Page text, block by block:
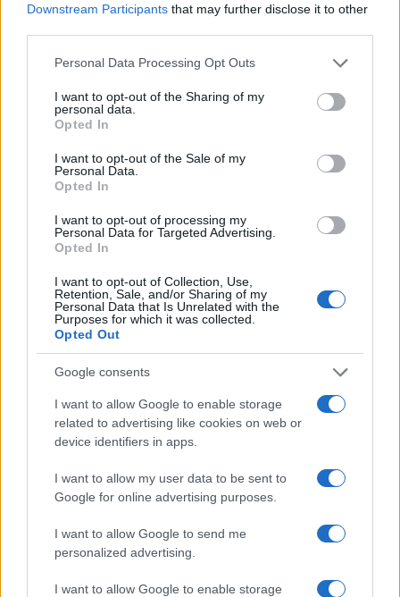
Downstream Participants that may further disclose it to other
Please note that this website/app uses one or more Google
not limited to your visit or usage behaviour. You may click to
grant or deny consent to Google and its third-party tags to
use your data for below specified purposes in below Google
consent section.
Personal Data Processing Opt Outs
I want to opt-out of the Sharing of my
personal data.
Opted In
I want to opt-out of the Sale of my
Personal Data.
Opted In
I want to opt-out of processing my
Personal Data for Targeted Advertising.
Opted In
I want to opt-out of Collection, Use,
Retention, Sale, and/or Sharing of my
Personal Data that Is Unrelated with the
Purposes for which it was collected.
Opted Out
Google consents
I want to allow Google to enable storage
related to advertising like cookies on web or
device identifiers in apps.
I want to allow my user data to be sent to
Google for online advertising purposes.
I want to allow Google to send me
personalized advertising.
I want to allow Google to enable storage
Continua a leggere
Crollo a Pistunina: vigili del fuoco al lavoro per trovare
i superstiti
Greta Salvati · 3 Ago 2026